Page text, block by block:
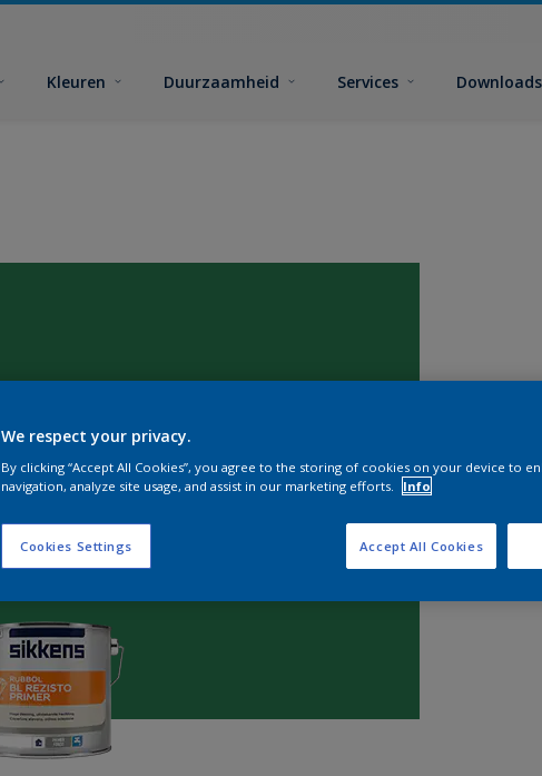
Kleuren Duurzaamheid Services Downloads
We respect your privacy.
By clicking “Accept All Cookies”, you agree to the storing of cookies on your device to
navigation, analyze site usage, and assist in our marketing efforts.
Info
Cookies Settings Accept All Cookies